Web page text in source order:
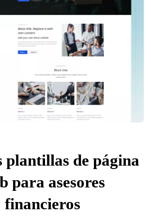
plantillas de página
para asesores
financieros